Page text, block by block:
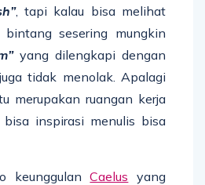
, tapi kalau bisa melihat
sesering mungkin
yang dilengkapi dengan
tidak menolak. Apalagi
merupakan ruangan kerja
inspirasi menulis bisa
keunggulanCaelus yang